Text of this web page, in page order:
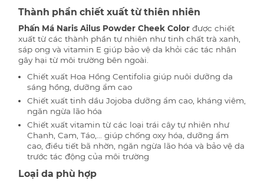
Thành phần chiết xuất từ thiên nhiên
Phấn Má Naris Ailus Powder Cheek Color được chiết
xuất từ các thành phần tự nhiên như tinh chất trà xanh,
sáp ong và vitamin E giúp bảo vệ da khỏi các tác nhân
gây hại từ môi trường bên ngoài.
Chiết xuất Hoa Hồng Centifolia giúp nuôi dưỡng da
sáng hồng, dưỡng ẩm cao
Chiết xuất tinh dầu Jojoba dưỡng ẩm cao, kháng viêm,
ngăn ngừa lão hóa
Chiết xuất vitamin từ các loại trái cây tự nhiên như
Chanh, Cam, Táo,… giúp chống oxy hóa, dưỡng ẩm
cao, điều tiết bã nhờn, ngăn ngừa lão hóa và bảo vệ da
trước tác động của môi trường
Loại da phù hợp